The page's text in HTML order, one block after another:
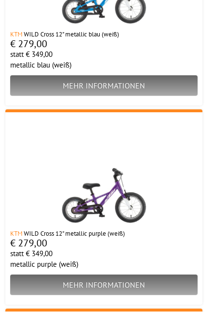
KTMWILD Cross 12" metallic blau (weiß)
€ 279,00
statt € 349,00
metallic blau (weiß)
MEHR INFORMATIONEN
KTMWILD Cross 12" metallic purple (weiß)
€ 279,00
statt € 349,00
metallic purple (weiß)
MEHR INFORMATIONEN